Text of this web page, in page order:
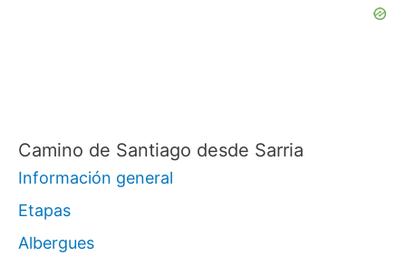
Camino de Santiago desde Sarria
Información general
Etapas
Albergues